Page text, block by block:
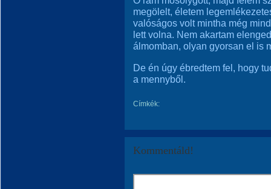
megölelt, életem
valóságos volt mintha még
lett volna. Nem akartam
álmomban, olyan gyorsan el is
De én úgy ébredtem fel, hogy
a mennyből.
Címkék:
Kommentáld!